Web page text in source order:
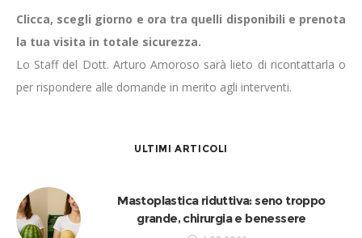
Clicca, scegli giorno e ora tra quelli disponibili e prenota
la tua visita in totale sicurezza.
Lo Staff del Dott. Arturo Amoroso sarà lieto di ricontattarla o
per rispondere alle domande in merito agli interventi.
ULTIMI ARTICOLI
Mastoplastica riduttiva: seno troppo
grande, chirurgia e benessere